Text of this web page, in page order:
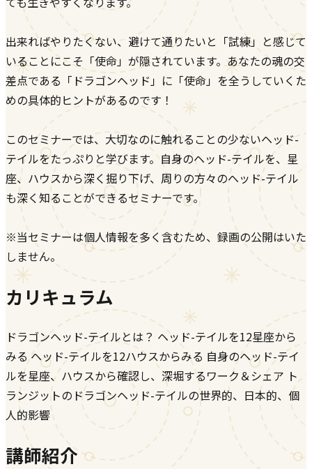
出来ればやりたくない、避けて通りたいと「試練」と感じて
いることにこそ「使命」が隠されています。あなたの魂の交
差点である「ドラゴンヘッド」に「使命」を全うしていくた
めの具体的ヒントがあるのです！
このセミナーでは、大切なのに触れることの少ないヘッド-
テイルをたっぷりと学びます。自身のヘッド-テイルを、星
座、ハウスから深く掘り下げ、周りの方々のヘッド-テイル
も深く知ることができるセミナーです。
※当セミナーは個人情報を多く含むため、録画の公開はいた
しません。
カリキュラム
ドラゴンヘッド-テイルとは？ ヘッド-テイルを12星座から
みる ヘッド-テイルを12ハウスからみる 自身のヘッド-テイ
ルを星座、ハウスから確認し、深堀するワーク＆シェア ト
ランジットのドラゴンヘッド-テイルの世界的、日本的、個
人的影響
講師紹介